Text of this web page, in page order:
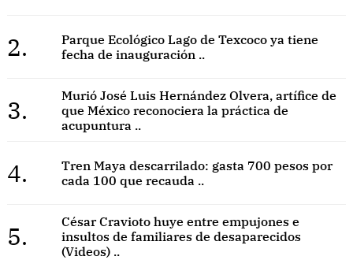
2.
Parque Ecológico Lago de Texcoco ya tiene
fecha de inauguración ..
3.
Murió José Luis Hernández Olvera, artífice de
que México reconociera la práctica de
acupuntura ..
4.
Tren Maya descarrilado: gasta 700 pesos por
cada 100 que recauda ..
5.
César Cravioto huye entre empujones e
insultos de familiares de desaparecidos
(Videos) ..